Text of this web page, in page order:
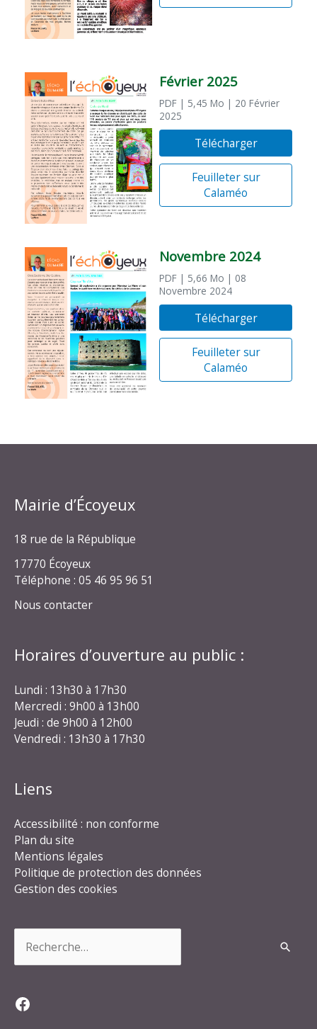
Février 2025
PDF | 5,45 Mo | 20 Février
2025
Télécharger
Feuilleter sur
Calaméo
Novembre 2024
PDF | 5,66 Mo | 08
Novembre 2024
Télécharger
Feuilleter sur
Calaméo
Mairie d’Écoyeux
18 rue de la République
17770 Écoyeux
Téléphone : 05 46 95 96 51
Nous contacter
Horaires d’ouverture au public :
Lundi : 13h30 à 17h30
Mercredi : 9h00 à 13h00
Jeudi : de 9h00 à 12h00
Vendredi : 13h30 à 17h30
Liens
Accessibilité : non conforme
Plan du site
Mentions légales
Politique de protection des données
Gestion des cookies
Facebook